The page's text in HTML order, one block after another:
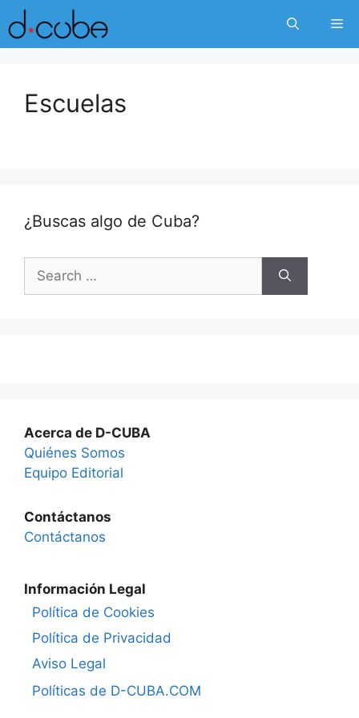
Skip
to
content
Escuelas
¿Buscas algo de Cuba?
Search
for:
Acerca de D-CUBA
Quiénes Somos
Equipo Editorial
Contáctanos
Contáctanos
Información Legal
Política de Cookies
Política de Privacidad
Aviso Legal
Políticas de D-CUBA.COM